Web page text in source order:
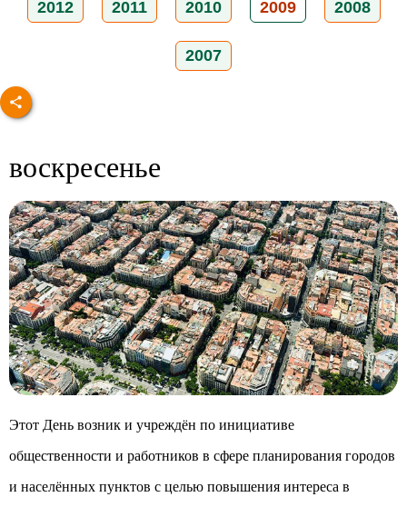
2012 2011 2010 2009 2008
2007
воскресенье
Этот День возник и учреждён по инициативе
общественности и работников в сфере планирования городов
и населённых пунктов с целью повышения интереса в